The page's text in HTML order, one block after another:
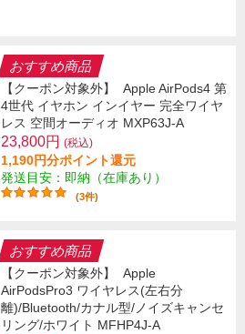
おすすめ商品
【クーポン対象外】
Apple AirPods4 第
4世代 イヤホン インイヤー 完全ワイヤ
レス 空間オーディオ MXP63J-A
23,800円 (税込)
1,190円分ポイント還元
発送目安：即納（在庫あり）
(3件)
おすすめ商品
【クーポン対象外】
Apple
AirPodsPro3 ワイヤレス(左右分
離)/Bluetooth/カナル型/ノイズキャンセ
リング/ホワイト MFHP4J-A